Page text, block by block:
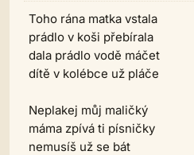
Toho rána matka vstala
prádlo v koši přebírala
dala prádlo vodě máčet
dítě v kolébce už pláče
Neplakej můj maličký
máma zpívá ti písničky
nemusíš už se bát